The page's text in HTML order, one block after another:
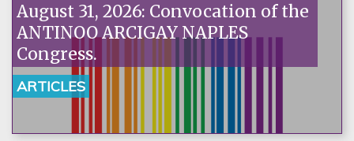
August 31, 2026: Convocation of the
ANTINOO ARCIGAY NAPLES
Congress.
ARTICLES